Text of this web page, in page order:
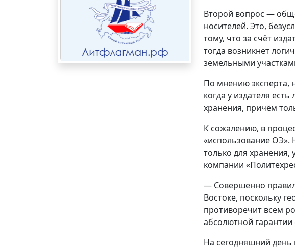
Второй вопрос —
носителей. Это,
тому, что за счёт
тогда возникнет
земельными
По мнению эксперта,
когда у издателя
хранения, причём
К сожалению, в
«использование ОЭ».
только для хранения,
компании
— Совершенно
Востоке, поскольку
противоречит всем
абсолютной гарантии
На сегодняшний день